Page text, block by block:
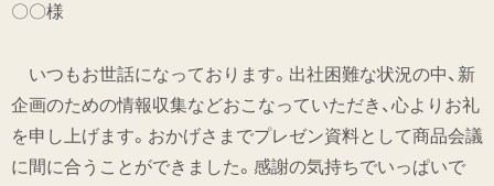
〇〇様
いつもお世話になっております。出社困難な状況の中、新
企画のための情報収集などおこなっていただき、心よりお礼
を申し上げます。おかげさまでプレゼン資料として商品会議
に間に合うことができました。感謝の気持ちでいっぱいで
仕事の文例
特集
ミドリオフィシャルサイト